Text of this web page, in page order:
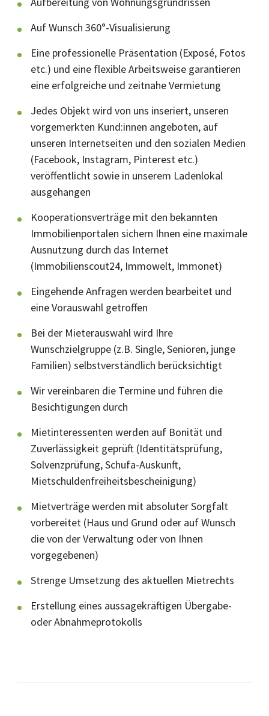
Auf Wunsch 360°-Visualisierung
Eine professionelle Präsentation (Exposé, Fotos
etc.) und eine flexible Arbeitsweise garantieren
eine erfolgreiche und zeitnahe Vermietung
Jedes Objekt wird von uns inseriert, unseren
vorgemerkten Kund:innen angeboten, auf
unseren Internetseiten und den sozialen Medien
(Facebook, Instagram, Pinterest etc.)
veröffentlicht sowie in unserem Ladenlokal
ausgehangen
Kooperationsverträge mit den bekannten
Immobilienportalen sichern Ihnen eine maximale
Ausnutzung durch das Internet
(Immobilienscout24, Immowelt, Immonet)
Eingehende Anfragen werden bearbeitet und
eine Vorauswahl getroffen
Bei der Mieterauswahl wird Ihre
Wunschzielgruppe (z.B. Single, Senioren, junge
Familien) selbstverständlich berücksichtigt
Wir vereinbaren die Termine und führen die
Besichtigungen durch
Mietinteressenten werden auf Bonität und
Zuverlässigkeit geprüft (Identitätsprüfung,
Solvenzprüfung, Schufa-Auskunft,
Mietschuldenfreiheitsbescheinigung)
Mietverträge werden mit absoluter Sorgfalt
vorbereitet (Haus und Grund oder auf Wunsch
die von der Verwaltung oder von Ihnen
vorgegebenen)
Strenge Umsetzung des aktuellen Mietrechts
Erstellung eines aussagekräftigen Übergabe-
oder Abnahmeprotokolls